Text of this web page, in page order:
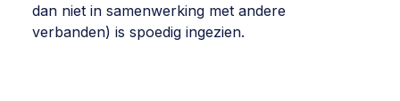
dan niet in samenwerking met andere
verbanden) is spoedig ingezien.